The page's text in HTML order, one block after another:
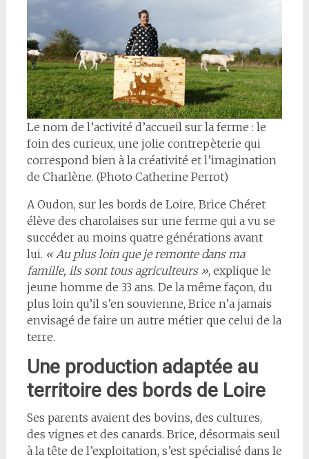
Le nom de l’activité d’accueil sur la ferme : le
foin des curieux, une jolie contrepèterie qui
correspond bien à la créativité et l’imagination
de Charlène. (Photo Catherine Perrot)
A Oudon, sur les bords de Loire, Brice Chéret
élève des charolaises sur une ferme qui a vu se
succéder au moins quatre générations avant
lui. « Au plus loin que je remonte dans ma
famille, ils sont tous agriculteurs », explique le
jeune homme de 33 ans. De la même façon, du
plus loin qu’il s’en souvienne, Brice n’a jamais
envisagé de faire un autre métier que celui de la
terre.
Une production adaptée au
territoiredes bords de Loire
Ses parents avaient des bovins, des cultures,
des vignes et des canards. Brice, désormais seul
à la tête de l’exploitation, s’est spécialisé dans le